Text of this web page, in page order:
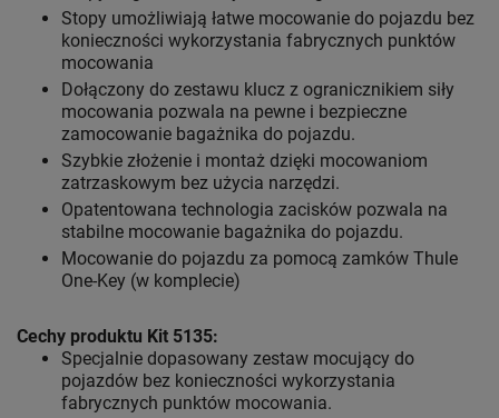
Stopy umożliwiają łatwe mocowanie do pojazdu bez
konieczności wykorzystania fabrycznych punktów
mocowania
Dołączony do zestawu klucz z ogranicznikiem siły
mocowania pozwala na pewne i bezpieczne
zamocowanie bagażnika do pojazdu.
Szybkie złożenie i montaż dzięki mocowaniom
zatrzaskowym bez użycia narzędzi.
Opatentowana technologia zacisków pozwala na
stabilne mocowanie bagażnika do pojazdu.
Mocowanie do pojazdu za pomocą zamków Thule
One-Key (w komplecie)
Cechy produktu Kit 5135:
Specjalnie dopasowany zestaw mocujący do
pojazdów bez konieczności wykorzystania
fabrycznych punktów mocowania.